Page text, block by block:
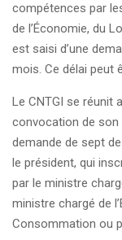
compétences par
de l’Économie, du
est saisi d’une
mois. Ce délai peut
Le CNTGI se réunit
convocation de son
demande de sept
le président, qui
par le ministre
ministre chargé de
Consommation ou